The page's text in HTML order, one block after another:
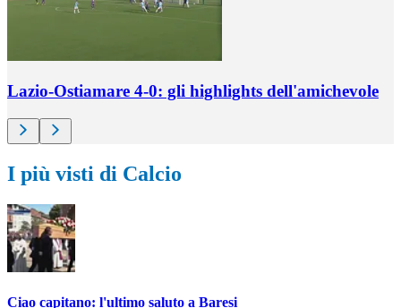
Lazio-Ostiamare 4-0: gli highlights dell'amichevole
I più visti di Calcio
Ciao capitano: l'ultimo saluto a Baresi